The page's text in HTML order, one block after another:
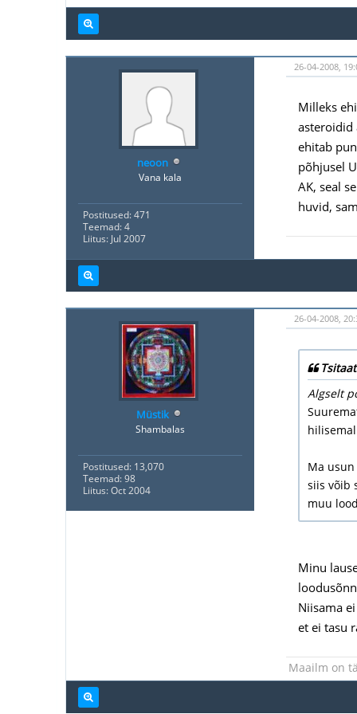
neoon
Vana kala
Postitused: 471
Teemad: 4
Liitus: Jul 2007
26-04-2008,
Milleks
asteroidid
ehitab
põhjusel
AK, seal
huvid,
Müstik
Shambalas
Postitused: 13,070
Teemad: 98
Liitus: Oct 2004
26-04-2008,
Algselt
Ma
siis võib
muu
Minu
Niisama
et ei tasu
Maailm on